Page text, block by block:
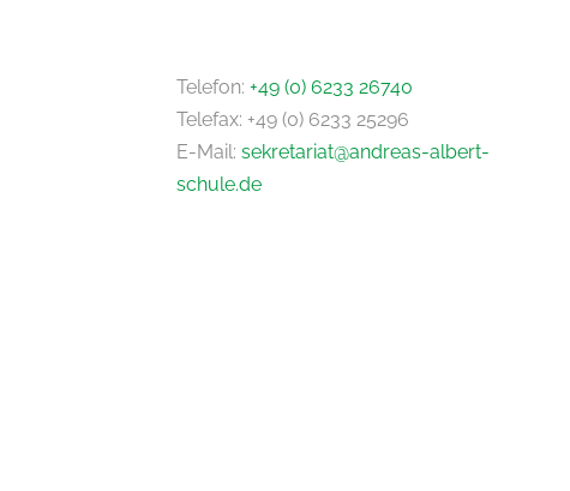
Telefon: +49 (0) 6233 26740
Telefax: +49 (0) 6233 25296
E-Mail: sekretariat@andreas-albert-
schule.de